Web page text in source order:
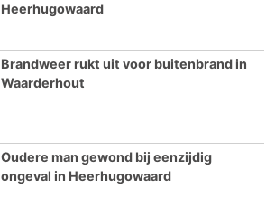
Heerhugowaard
Brandweer rukt uit voor buitenbrand in
Waarderhout
Oudere man gewond bij eenzijdig
ongeval in Heerhugowaard